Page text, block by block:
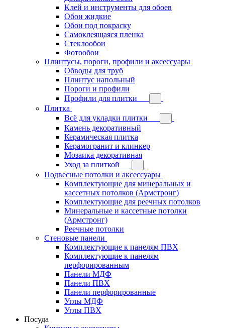
Клей и инструменты для обоев
Обои жидкие
Обои под покраску
Самоклеящаяся пленка
Стеклообои
Фотообои
Плинтусы, пороги, профили и аксессуары
Обводы для труб
Плинтус напольный
Пороги и профили
Профили для плитки
Плитка
Всё для укладки плитки
Камень декоративный
Керамическая плитка
Керамогранит и клинкер
Мозаика декоративная
Уход за плиткой
Подвесные потолки и аксессуары
Комплектующие для минеральных и
кассетных потолков (Армстронг)
Комплектующие для реечных потолков
Минеральные и кассетные потолки
(Армстронг)
Реечные потолки
Стеновые панели
Комплектующие к панелям ПВХ
Комплектующие к панелям
перфорированным
Панели МДФ
Панели ПВХ
Панели перфорированные
Углы МДФ
Углы ПВХ
Посуда